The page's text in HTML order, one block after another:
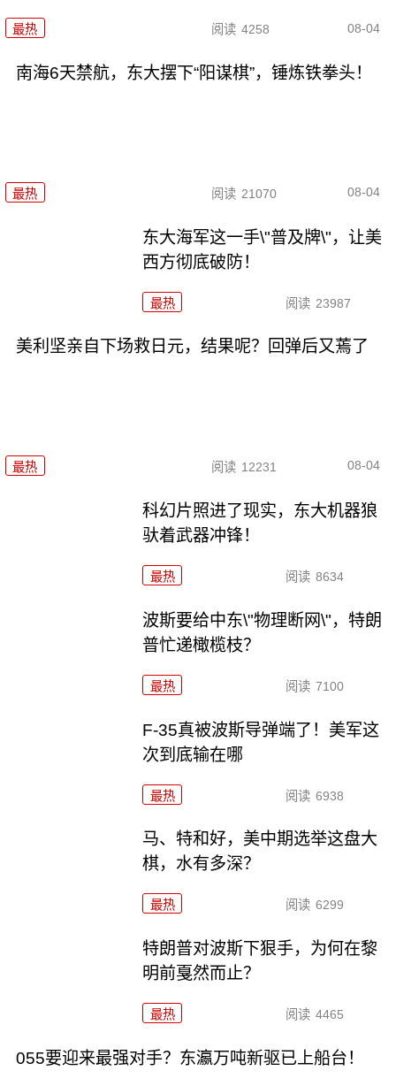
最热 阅读 4258 08-04
南海6天禁航，东大摆下“阳谋棋”，锤炼铁拳头！
最热 阅读 21070 08-04
东大海军这一手\"普及牌\"，让美
西方彻底破防！
最热 阅读 23987
美利坚亲自下场救日元，结果呢？回弹后又蔫了
最热 阅读 12231 08-04
科幻片照进了现实，东大机器狼
驮着武器冲锋！
最热 阅读 8634
波斯要给中东\"物理断网\"，特朗
普忙递橄榄枝？
最热 阅读 7100
F-35真被波斯导弹端了！美军这
次到底输在哪
最热 阅读 6938
马、特和好，美中期选举这盘大
棋，水有多深？
最热 阅读 6299
特朗普对波斯下狠手，为何在黎
明前戛然而止？
最热 阅读 4465
055要迎来最强对手？东瀛万吨新驱已上船台！